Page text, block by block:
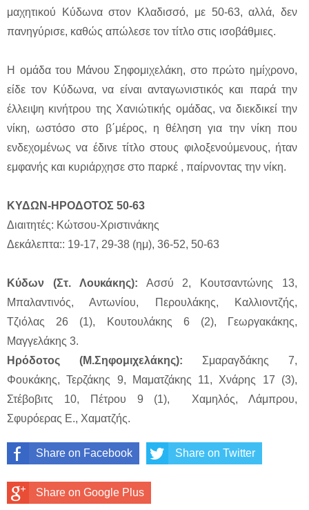
μαχητικού Κύδωνα στον Κλαδισσό, με 50-63, αλλά, δεν
πανηγύρισε, καθώς απώλεσε τον τίτλο στις ισοβάθμιες.
Η ομάδα του Μάνου Σηφομιχελάκη, στο πρώτο ημίχρονο,
είδε τον Κύδωνα, να είναι ανταγωνιστικός και παρά την
έλλειψη κινήτρου της Χανιώτικής ομάδας, να διεκδικεί την
νίκη, ωστόσο στο β΄μέρος, η θέληση για την νίκη που
ενδεχομένως να έδινε τίτλο στους φιλοξενούμενους, ήταν
εμφανής και κυριάρχησε στο παρκέ , παίρνοντας την νίκη.
ΚΥΔΩΝ-ΗΡΟΔΟΤΟΣ 50-63
Διαιτητές: Κώτσου-Χριστινάκης
Δεκάλεπτα:: 19-17, 29-38 (ημ), 36-52, 50-63
Κύδων (Στ. Λουκάκης): Ασσύ 2, Κουτσαντώνης 13,
Μπαλαντινός, Αντωνίου, Περουλάκης, Καλλιοντζής,
Τζιόλας 26 (1), Κουτουλάκης 6 (2), Γεωργακάκης,
Μαγγελάκης 3.
Ηρόδοτος (Μ.Σηφομιχελάκης): Σμαραγδάκης 7,
Φουκάκης, Τερζάκης 9, Μαματζάκης 11, Χνάρης 17 (3),
Στέβοβιτς 10, Πέτρου 9 (1), Χαμηλός, Λάμπρου,
Σφυρόερας Ε., Χαματζής.
Share on Facebook Share on Twitter
Share on Google Plus